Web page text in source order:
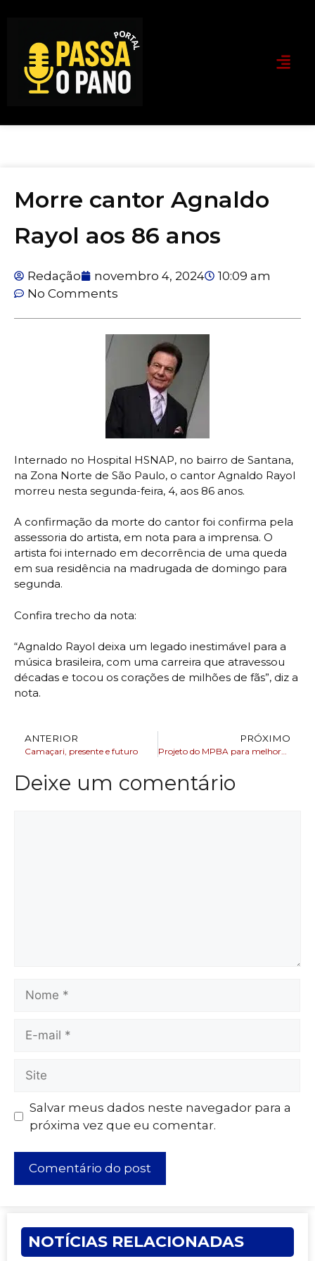
Morre cantor Agnaldo
Rayol aos 86 anos
Redação novembro 4, 2024
10:09 am
No Comments
Internado no Hospital HSNAP, no bairro de Santana,
na Zona Norte de São Paulo, o cantor Agnaldo Rayol
morreu nesta segunda-feira, 4, aos 86 anos.
A confirmação da morte do cantor foi confirma pela
assessoria do artista, em nota para a imprensa. O
artista foi internado em decorrência de uma queda
em sua residência na madrugada de domingo para
segunda.
Confira trecho da nota:
“Agnaldo Rayol deixa um legado inestimável para a
música brasileira, com uma carreira que atravessou
décadas e tocou os corações de milhões de fãs”, diz a
nota.
ANTERIOR
Camaçari, presente e futuro
PRÓXIMO
Projeto do MPBA para melhorar indicadores sociais do estado inicia ações no sudoeste baiano
Deixe um comentário
Salvar meus dados neste navegador para a
próxima vez que eu comentar.
NOTÍCIAS RELACIONADAS